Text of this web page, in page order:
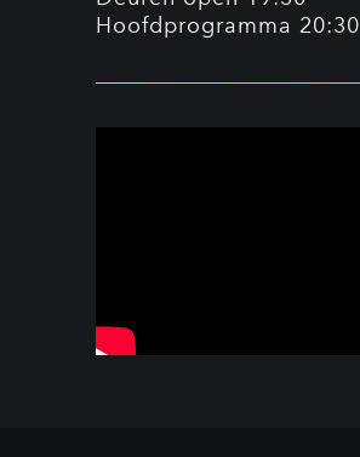
Hoofdprogramma 20:30